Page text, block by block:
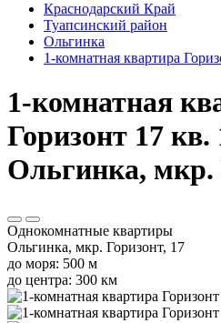
Краснодарский Край
Туапсинский район
Ольгинка
1-комнатная квартира
1-комнатная
Горизонт 17 кв.
Ольгинка, мкр.
Однокомнатные квартиры
Ольгинка, мкр. Горизонт, 17
до моря: 500 м
до центра: 300 км